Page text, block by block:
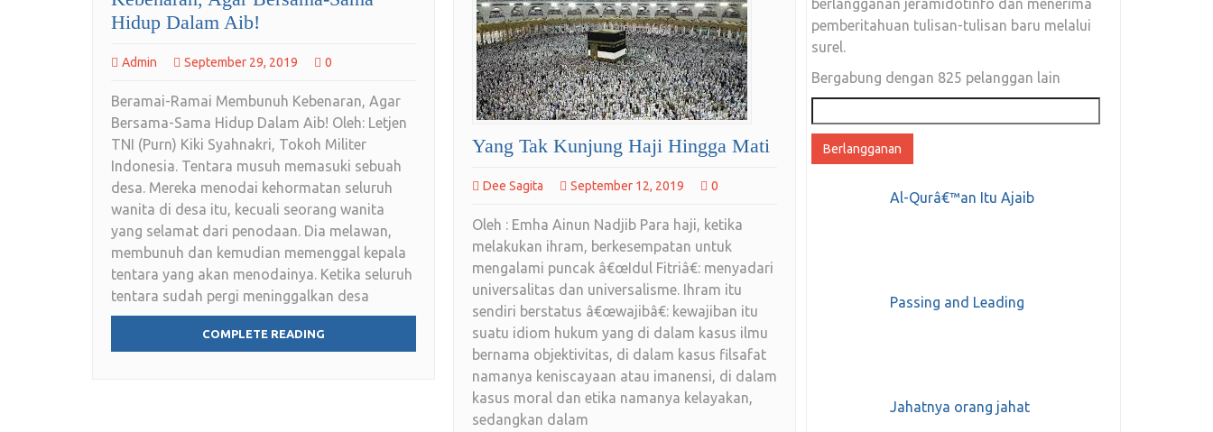
Hidup Dalam Aib!
Admin September 29, 2019 0
Beramai-Ramai Membunuh Kebenaran, Agar
Bersama-Sama Hidup Dalam Aib! Oleh: Letjen
TNI (Purn) Kiki Syahnakri, Tokoh Militer
Indonesia. Tentara musuh memasuki sebuah
desa. Mereka menodai kehormatan seluruh
wanita di desa itu, kecuali seorang wanita
yang selamat dari penodaan. Dia melawan,
membunuh dan kemudian memenggal kepala
tentara yang akan menodainya. Ketika seluruh
tentara sudah pergi meninggalkan desa
COMPLETE READING
Yang Tak Kunjung Haji Hingga Mati
Dee Sagita September 12, 2019 0
Oleh : Emha Ainun Nadjib Para haji, ketika
melakukan ihram, berkesempatan untuk
mengalami puncak â€œIdul Fitriâ€: menyadari
universalitas dan universalisme. Ihram itu
sendiri berstatus â€œwajibâ€: kewajiban itu
suatu idiom hukum yang di dalam kasus ilmu
bernama objektivitas, di dalam kasus filsafat
namanya keniscayaan atau imanensi, di dalam
kasus moral dan etika namanya kelayakan,
sedangkan dalam
berlangganan jeramidotinfo dan menerima
pemberitahuan tulisan-tulisan baru melalui
surel.
Bergabung dengan 825 pelanggan lain
email
Al-Qurâ€™an Itu Ajaib
Passing and Leading
Jahatnya orang jahat